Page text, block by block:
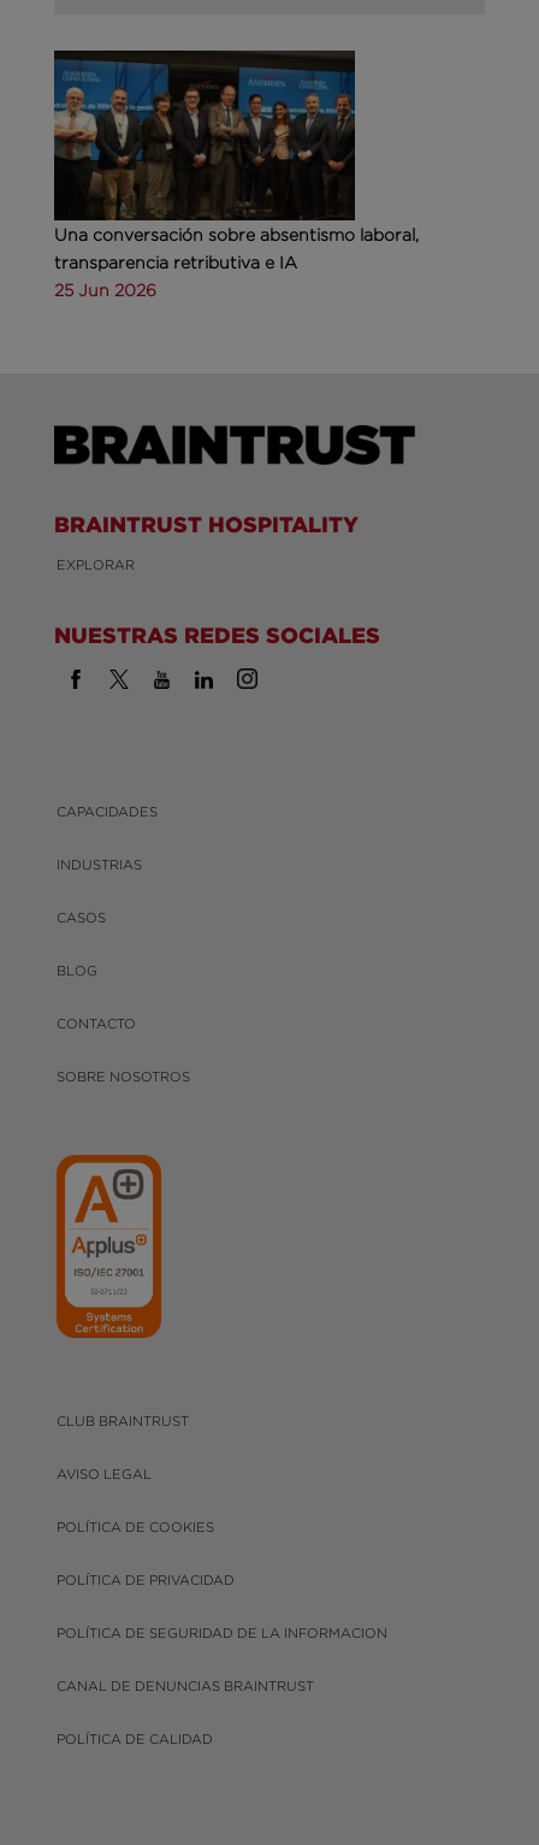
Una conversación sobre absentismo laboral,
transparencia retributiva e IA
25 Jun 2026
BRAINTRUST HOSPITALITY
EXPLORAR
NUESTRAS REDES SOCIALES
CAPACIDADES
INDUSTRIAS
CASOS
BLOG
CONTACTO
SOBRE NOSOTROS
CLUB BRAINTRUST
AVISO LEGAL
POLÍTICA DE COOKIES
POLÍTICA DE PRIVACIDAD
POLÍTICA DE SEGURIDAD DE LA INFORMACION
CANAL DE DENUNCIAS BRAINTRUST
POLÍTICA DE CALIDAD